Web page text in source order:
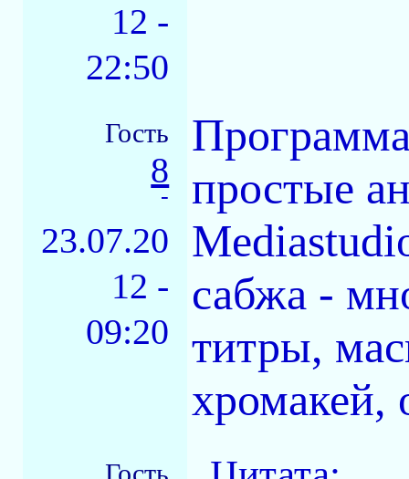
12 -
22:50
Гость
8
-
23.07.20
12 -
09:20
простые
сабжа -
титры,
хромакей,